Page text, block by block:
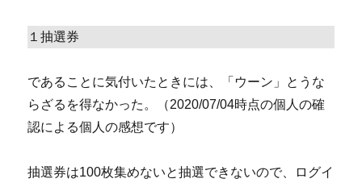
１抽選券
であることに気付いたときには、「ウーン」とうな
らざるを得なかった。（2020/07/04時点の個人の確
認による個人の感想です）
抽選券は100枚集めないと抽選できないので、ログイ